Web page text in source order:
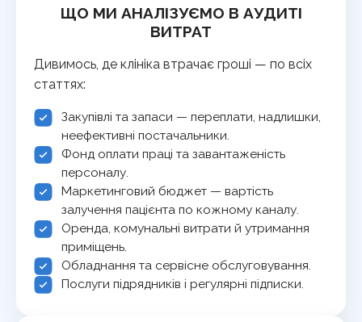
ЩО МИ АНАЛІЗУЄМО В АУДИТІ
ВИТРАТ
Дивимось, де клініка втрачає гроші — по всіх
статтях:
Закупівлі та запаси — переплати, надлишки,
неефективні постачальники.
Фонд оплати праці та завантаженість
персоналу.
Маркетинговий бюджет — вартість
залучення пацієнта по кожному каналу.
Оренда, комунальні витрати й утримання
приміщень.
Обладнання та сервісне обслуговування.
Послуги підрядників і регулярні підписки.